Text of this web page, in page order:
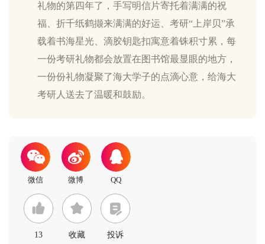
礼物的第四年了，手写明信片寄托着满满的祝
福、折千纸鹤撷来满满的好运、考研“上岸贝”承
载着书海星光、滴胶钥匙扣寓意着铢积寸累，每
一份考研礼物都会放置在图书馆最显眼的地方，
一份份礼物凝聚了海大学子的点滴心意，给海大
13 收藏 投诉